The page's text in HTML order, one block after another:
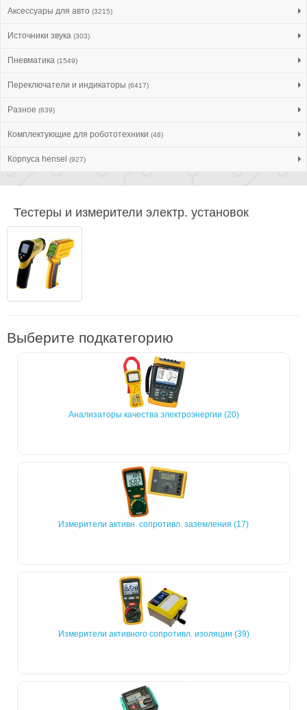
Аксессуары для авто (3215)
Источники звука (303)
Пневматика (1549)
Переключатели и индикаторы (6417)
Разное (639)
Комплектующие для робототехники (48)
Корпуса hensel (927)
Тестеры и измерители электр. установок
Выберите подкатегорию
Анализаторы качества электроэнергии (20)
Измерители активн. сопротивл. заземления (17)
Измерители активного сопротивл. изоляции (39)